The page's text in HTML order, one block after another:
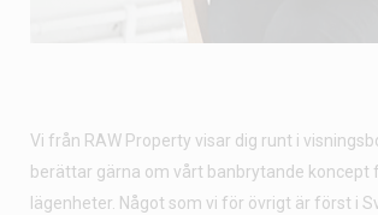
Vi från RAW Property visar dig runt i
berättar gärna om vårt banbrytande koncept
lägenheter. Något som vi för övrigt är först i